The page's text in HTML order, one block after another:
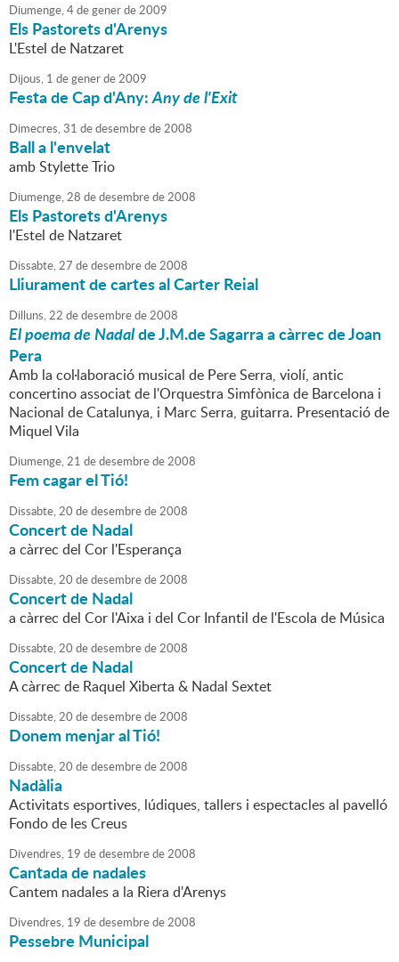
Diumenge,4degenerde2009
Els Pastorets d'Arenys
L'Estel de Natzaret
Dijous, 1 degenerde2009
Festa de Cap d'Any:Any de l'Exit
Dimecres,31 dedesembrede2008
Ball a l'envelat
amb Stylette Trio
Diumenge,28 dedesembrede2008
Els Pastorets d'Arenys
l'Estel de Natzaret
Dissabte,27 dedesembrede2008
Lliurament de cartes al Carter Reial
Dilluns,22 dedesembrede2008
El poema de Nadalde J.M.de Sagarra a càrrec de Joan
Pera
Amb la col·laboració musical de Pere Serra, violí, antic
concertino associat de l'Orquestra Simfònica de Barcelona i
Nacional de Catalunya, i Marc Serra, guitarra. Presentació de
Miquel Vila
Diumenge,21 dedesembrede2008
Fem cagar el Tió!
Dissabte,20 dedesembrede2008
Concert de Nadal
a càrrec del Cor l'Esperança
Dissabte,20 dedesembrede2008
Concert de Nadal
a càrrec del Cor l'Aixa i del Cor Infantil de l'Escola de Música
Dissabte,20 dedesembrede2008
Concert de Nadal
A càrrec de Raquel Xiberta & Nadal Sextet
Dissabte,20 dedesembrede2008
Donem menjar al Tió!
Dissabte,20 dedesembrede2008
Nadàlia
Activitats esportives, lúdiques, tallers i espectacles al pavelló
Fondo de les Creus
Divendres, 19 dedesembrede2008
Cantada de nadales
Cantem nadales a la Riera d'Arenys
Divendres, 19 dedesembrede2008
Pessebre Municipal